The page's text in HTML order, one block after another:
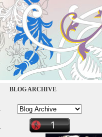
BLOG ARCHIVE